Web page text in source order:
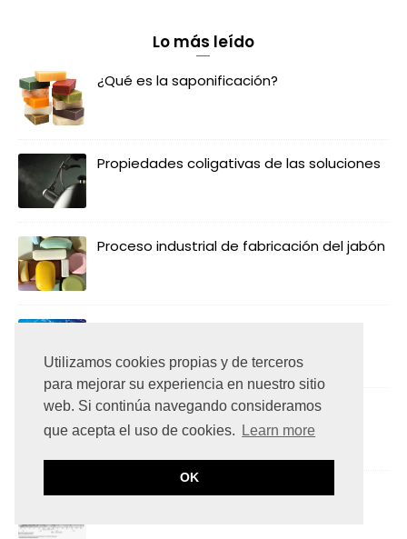
Utilizamos cookies propias y de terceros
para mejorar su experiencia en nuestro sitio
web. Si continúa navegando consideramos
que acepta el uso de cookies.
Learn more
OK
Lo más leído
¿Qué es la saponificación?
Propiedades coligativas de las soluciones
Proceso industrial de fabricación del jabón
Mecánica de fluidos: Definición y
aplicaciones
¿Qué son las cartas psicrométricas?